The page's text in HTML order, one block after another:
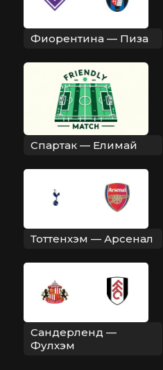
Фиорентина — Пиза
Спартак — Елимай
Тоттенхэм — Арсенал
Сандерленд —
Фулхэм